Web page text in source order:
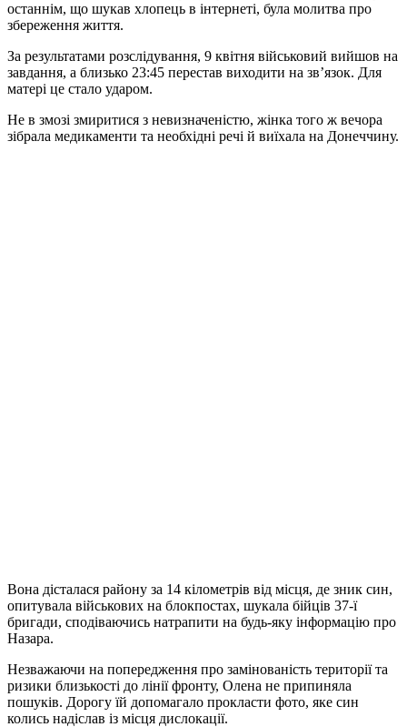
останнім, що шукав хлопець в інтернеті, була молитва про
збереження життя.
За результатами розслідування, 9 квітня військовий вийшов на
завдання, а близько 23:45 перестав виходити на зв’язок. Для
матері це стало ударом.
Не в змозі змиритися з невизначеністю, жінка того ж вечора
зібрала медикаменти та необхідні речі й виїхала на Донеччину.
Вона дісталася району за 14 кілометрів від місця, де зник син,
опитувала військових на блокпостах, шукала бійців 37-ї
бригади, сподіваючись натрапити на будь-яку інформацію про
Назара.
Незважаючи на попередження про замінованість території та
ризики близькості до лінії фронту, Олена не припиняла
пошуків. Дорогу їй допомагало прокласти фото, яке син
колись надіслав із місця дислокації.